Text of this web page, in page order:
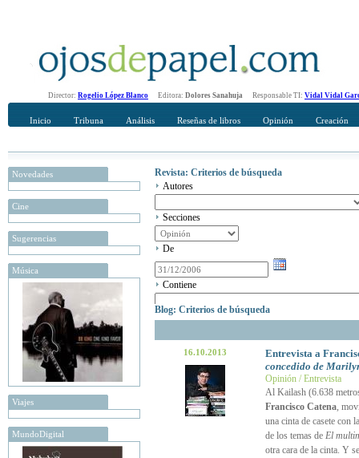
Director: Rogelio López Blanco Editora: Dolores Sanahuja Responsable TI: Vidal Vidal
Inicio Tribuna Análisis Reseñas de libros Opinión Creación
Novedades
Cine
Sugerencias
Música
Viajes
MundoDigital
Revista: Criterios de búsqueda
Autores
Secciones
De
Contiene
Blog: Criterios de búsqueda
16.10.2013
Entrevista a
concedido de
Opinión / Entrevista
Al Kailash (6.638
Francisco Catena,
una cinta de casete con
de los temas de El
otra cara de la cinta. Y